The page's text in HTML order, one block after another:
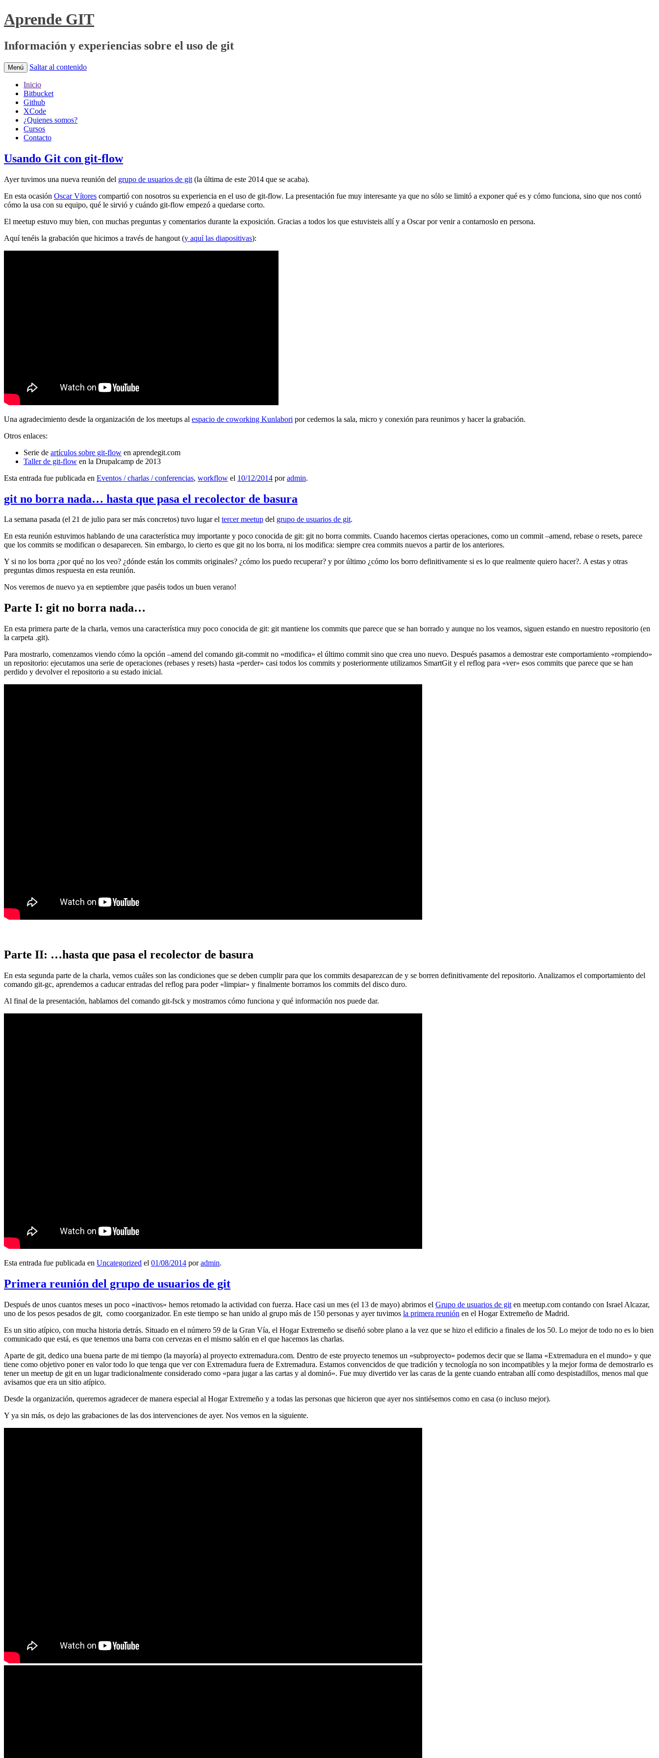
Aprende GIT
Información y experiencias sobre el uso de git
Menú Saltar al contenido
Inicio
Bitbucket
Github
XCode
¿Quienes somos?
Cursos
Contacto
Usando Git con git-flow
Ayer tuvimos una nueva reunión del grupo de usuarios de git (la última de este 2014 que se acaba).
En esta ocasión Oscar Vítores compartió con nosotros su experiencia en el uso de git-flow. La presentación fue muy interesante ya que no sólo se limitó a exponer qué es y cómo funciona, sino que nos contó
cómo la usa con su equipo, qué le sirvió y cuándo git-flow empezó a quedarse corto.
El meetup estuvo muy bien, con muchas preguntas y comentarios durante la exposición. Gracias a todos los que estuvisteis allí y a Oscar por venir a contarnoslo en persona.
Aquí tenéis la grabación que hicimos a través de hangout (y aquí las diapositivas):
Una agradecimiento desde la organización de los meetups al espacio de coworking Kunlabori por cedernos la sala, micro y conexión para reunirnos y hacer la grabación.
Otros enlaces:
Serie de artículos sobre git-flow en aprendegit.com
Taller de git-flow en la Drupalcamp de 2013
Esta entrada fue publicada en Eventos / charlas / conferencias, workflow el 10/12/2014 poradmin.
git no borra nada… hasta que pasa el recolector de basura
La semana pasada (el 21 de julio para ser más concretos) tuvo lugar el tercer meetup del grupo de usuarios de git.
En esta reunión estuvimos hablando de una característica muy importante y poco conocida de git: git no borra commits. Cuando hacemos ciertas operaciones, como un commit –amend, rebase o resets, parece
que los commits se modifican o desaparecen. Sin embargo, lo cierto es que git no los borra, ni los modifica: siempre crea commits nuevos a partir de los anteriores.
Y si no los borra ¿por qué no los veo? ¿dónde están los commits originales? ¿cómo los puedo recuperar? y por último ¿cómo los borro definitivamente si es lo que realmente quiero hacer?. A estas y otras
preguntas dimos respuesta en esta reunión.
Nos veremos de nuevo ya en septiembre ¡que paséis todos un buen verano!
Parte I: git no borra nada…
En esta primera parte de la charla, vemos una característica muy poco conocida de git: git mantiene los commits que parece que se han borrado y aunque no los veamos, siguen estando en nuestro repositorio (en
la carpeta .git).
Para mostrarlo, comenzamos viendo cómo la opción –amend del comando git-commit no «modifica» el último commit sino que crea uno nuevo. Después pasamos a demostrar este comportamiento «rompiendo»
un repositorio: ejecutamos una serie de operaciones (rebases y resets) hasta «perder» casi todos los commits y posteriormente utilizamos SmartGit y el reflog para «ver» esos commits que parece que se han
perdido y devolver el repositorio a su estado inicial.
Parte II: …hasta que pasa el recolector de basura
En esta segunda parte de la charla, vemos cuáles son las condiciones que se deben cumplir para que los commits desaparezcan de y se borren definitivamente del repositorio. Analizamos el comportamiento del
comando git-gc, aprendemos a caducar entradas del reflog para poder «limpiar» y finalmente borramos los commits del disco duro.
Al final de la presentación, hablamos del comando git-fsck y mostramos cómo funciona y qué información nos puede dar.
Esta entrada fue publicada en Uncategorized el 01/08/2014 poradmin.
Primera reunión del grupo de usuarios de git
Después de unos cuantos meses un poco «inactivos» hemos retomado la actividad con fuerza. Hace casi un mes (el 13 de mayo) abrimos el Grupo de usuarios de git en meetup.com contando con Israel Alcazar,
uno de los pesos pesados de git, como coorganizador. En este tiempo se han unido al grupo más de 150 personas y ayer tuvimos la primera reunión en el Hogar Extremeño de Madrid.
Es un sitio atípico, con mucha historia detrás. Situado en el número 59 de la Gran Vía, el Hogar Extremeño se diseñó sobre plano a la vez que se hizo el edificio a finales de los 50. Lo mejor de todo no es lo bien
comunicado que está, es que tenemos una barra con cervezas en el mismo salón en el que hacemos las charlas.
Aparte de git, dedico una buena parte de mi tiempo (la mayoría) al proyecto extremadura.com. Dentro de este proyecto tenemos un «subproyecto» podemos decir que se llama «Extremadura en el mundo» y que
tiene como objetivo poner en valor todo lo que tenga que ver con Extremadura fuera de Extremadura. Estamos convencidos de que tradición y tecnología no son incompatibles y la mejor forma de demostrarlo es
tener un meetup de git en un lugar tradicionalmente considerado como «para jugar a las cartas y al dominó». Fue muy divertido ver las caras de la gente cuando entraban allí como despistadillos, menos mal que
avisamos que era un sitio atípico.
Desde la organización, queremos agradecer de manera especial al Hogar Extremeño y a todas las personas que hicieron que ayer nos sintiésemos como en casa (o incluso mejor).
Y ya sin más, os dejo las grabaciones de las dos intervenciones de ayer. Nos vemos en la siguiente.